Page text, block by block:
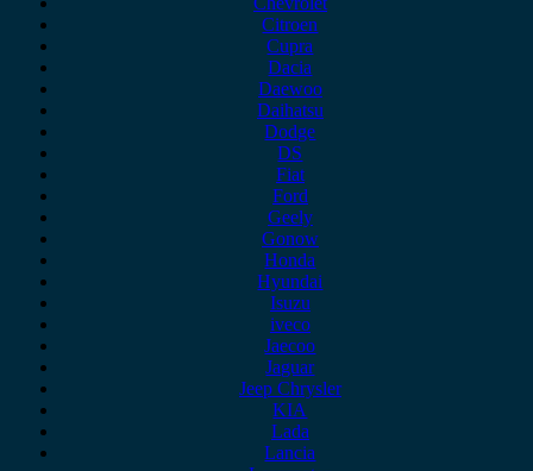
Citroen
Cupra
Dacia
Daewoo
Daihatsu
Dodge
DS
Fiat
Ford
Geely
Gonow
Honda
Hyundai
Isuzu
iveco
Jaecoo
Jaguar
Jeep Chrysler
KIA
Lada
Lancia